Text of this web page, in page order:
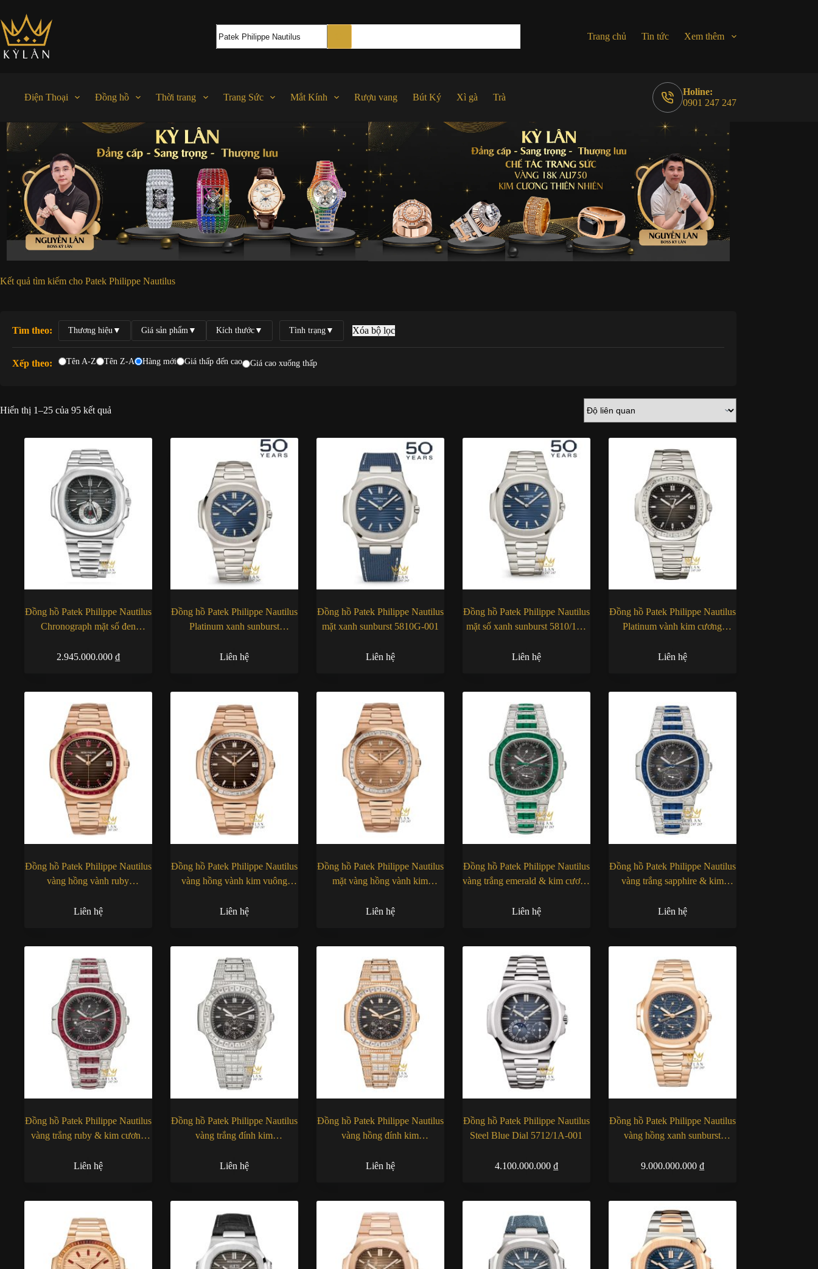
phần
nội
dung
Trang chủ Tin tức Xem thêm
Điện Thoại Đồng hồ Thời trang Trang Sức Mắt Kính Rượu vang Bút Ký Xì gà Trà
Holine:
0901 247 247
Kết quả tìm kiếm cho Patek Philippe Nautilus
Tìm theo: Thương hiệu ▼ Giá sản phẩm ▼ Kích thước ▼ Tình trạng ▼ Xóa bộ lọc
Xếp theo: Tên A-Z Tên Z-A Hàng mới Giá thấp đến cao Giá cao xuống thấp
Hiển thị 1–25 của 95 kết quả
nhất
Đồng hồ Patek Philippe Nautilus
Chronograph mặt số đen
2.945.000.000 ₫
Đồng hồ Patek Philippe Nautilus
Platinum xanh sunburst
Liên hệ
Đồng hồ Patek Philippe Nautilus
mặt xanh sunburst 5810G-001
Liên hệ
Đồng hồ Patek Philippe Nautilus
mặt số xanh sunburst 5810/1G-
Liên hệ
Đồng hồ Patek Philippe Nautilus
Platinum vành kim cương
Liên hệ
Đồng hồ Patek Philippe Nautilus
vàng hồng vành ruby
Liên hệ
Đồng hồ Patek Philippe Nautilus
vàng hồng vành kim vuông
Liên hệ
Đồng hồ Patek Philippe Nautilus
mặt vàng hồng vành kim
Liên hệ
Đồng hồ Patek Philippe Nautilus
vàng trắng emerald & kim cương
Liên hệ
Đồng hồ Patek Philippe Nautilus
vàng trắng sapphire & kim
Liên hệ
Đồng hồ Patek Philippe Nautilus
vàng trắng ruby & kim cương
Liên hệ
Đồng hồ Patek Philippe Nautilus
vàng trắng đính kim
Liên hệ
Đồng hồ Patek Philippe Nautilus
vàng hồng đính kim
Liên hệ
Đồng hồ Patek Philippe Nautilus
Steel Blue Dial 5712/1A-001
4.100.000.000 ₫
Đồng hồ Patek Philippe Nautilus
vàng hồng xanh sunburst
9.000.000.000 ₫